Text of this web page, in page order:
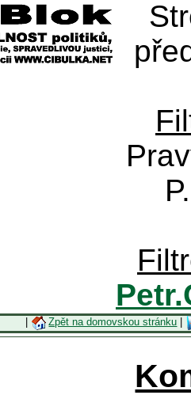
Zpět na domovskou stránku